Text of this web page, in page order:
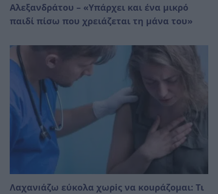
Αλεξανδράτου – «Υπάρχει και ένα μικρό
παιδί πίσω που χρειάζεται τη μάνα του»
Λαχανıάζω εύκολα χωρiς να κοuράζομαι: Τι